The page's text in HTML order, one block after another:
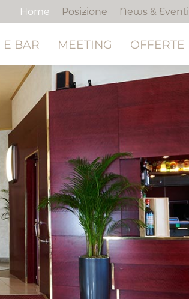
Home Posizione News & Eventi
E BAR MEETING OFFERTE